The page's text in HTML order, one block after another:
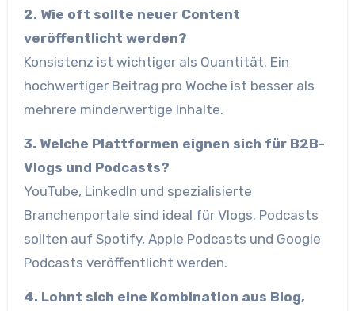
2. Wie oft sollte neuer Content
veröffentlicht werden?
Konsistenz ist wichtiger als Quantität. Ein
hochwertiger Beitrag pro Woche ist besser als
mehrere minderwertige Inhalte.
3. Welche Plattformen eignen sich für B2B-
Vlogs und Podcasts?
YouTube, LinkedIn und spezialisierte
Branchenportale sind ideal für Vlogs. Podcasts
sollten auf Spotify, Apple Podcasts und Google
Podcasts veröffentlicht werden.
4. Lohnt sich eine Kombination aus Blog,